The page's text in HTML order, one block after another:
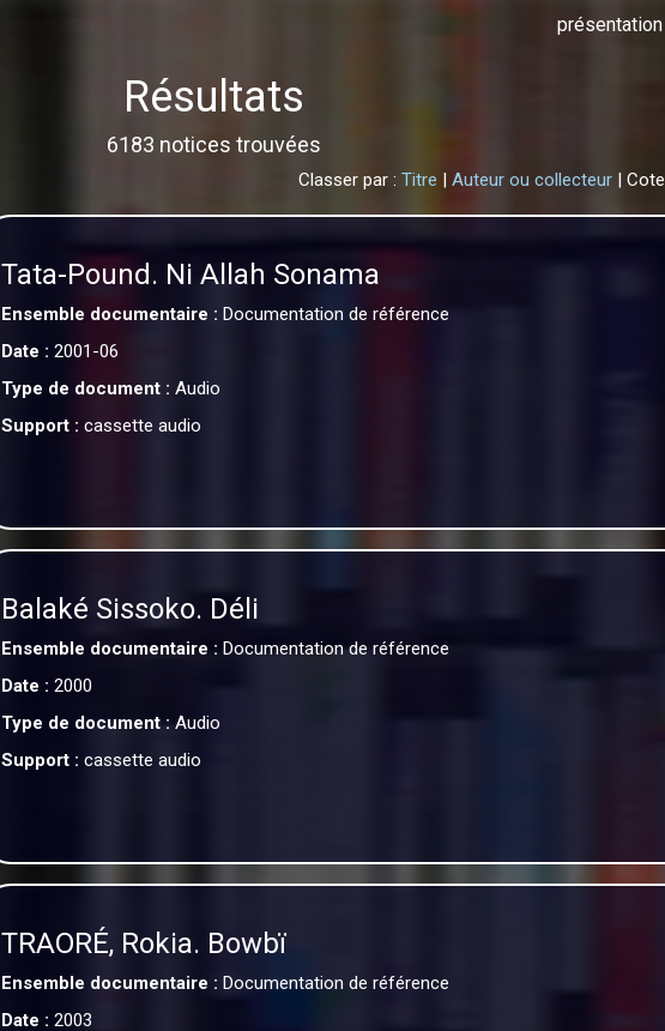
présentation
Résultats
6183 notices trouvées
Classer par : Titre | Auteur ou collecteur | Cote
Tata-Pound. Ni Allah Sonama
Ensemble documentaire : Documentation de référence
Date : 2001-06
Type de document : Audio
Support : cassette audio
Balaké Sissoko. Déli
Ensemble documentaire : Documentation de référence
Date : 2000
Type de document : Audio
Support : cassette audio
TRAORÉ, Rokia. Bowbï
Ensemble documentaire : Documentation de référence
Date : 2003